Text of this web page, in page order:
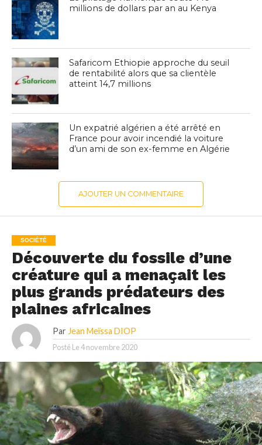
millions de dollars par an au Kenya
Safaricom Ethiopie approche du seuil
de rentabilité alors que sa clientèle
atteint 14,7 millions
Un expatrié algérien a été arrêté en
France pour avoir incendié la voiture
d’un ami de son ex-femme en Algérie
AJOUTER UN COMMENTAIRE
SOCIÉTÉ
Découverte du fossile d’une
créature qui a menaçait les
plus grands prédateurs des
plaines africaines
Par Jean Meïssa DIOP
Posté Le4 novembre 2020